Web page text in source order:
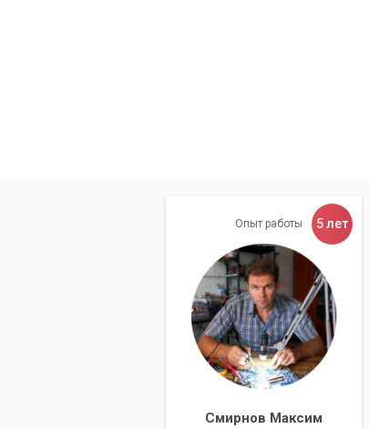
Преимущества
Восстановление
Увеличение срока службы
Гарантия на выполненные
«Регулярная
это залог его
Не откладывайте чистку
«Компьютерный Мастер» и
Опыт работы 5 лет
Смирнов Максим